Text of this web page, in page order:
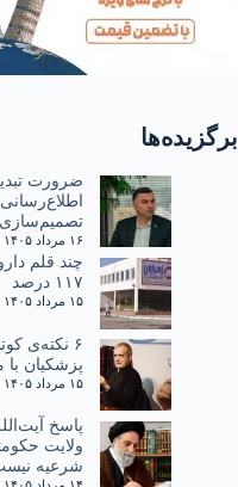
برگزیده‌ها
ضرورت
۱۶ مرداد ۱۴۰۵
۱۱۷ درصد
۱۵ مرداد ۱۴۰۵
پزشکیان با
۱۵ مرداد ۱۴۰۵
پاسخ
ولایت
شرعیه